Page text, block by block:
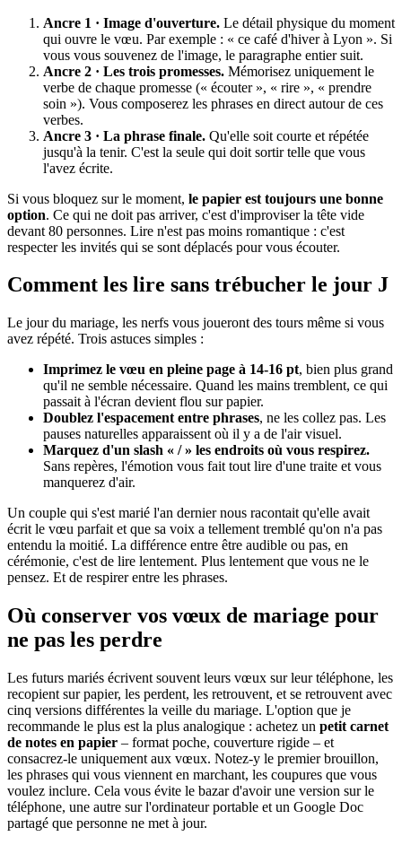
Ancre 1 · Image d'ouverture. Le détail physique du moment
qui ouvre le vœu. Par exemple : « ce café d'hiver à Lyon ». Si
vous vous souvenez de l'image, le paragraphe entier suit.
Ancre 2 · Les trois promesses. Mémorisez uniquement le
verbe de chaque promesse (« écouter », « rire », « prendre
soin »). Vous composerez les phrases en direct autour de ces
verbes.
Ancre 3 · La phrase finale. Qu'elle soit courte et répétée
jusqu'à la tenir. C'est la seule qui doit sortir telle que vous
l'avez écrite.
Si vous bloquez sur le moment, le papier est toujours une bonne
option. Ce qui ne doit pas arriver, c'est d'improviser la tête vide
devant 80 personnes. Lire n'est pas moins romantique : c'est
respecter les invités qui se sont déplacés pour vous écouter.
Comment les lire sans trébucher le jour J
Le jour du mariage, les nerfs vous joueront des tours même si vous
avez répété. Trois astuces simples :
Imprimez le vœu en pleine page à 14-16 pt, bien plus grand
qu'il ne semble nécessaire. Quand les mains tremblent, ce qui
passait à l'écran devient flou sur papier.
Doublez l'espacement entre phrases, ne les collez pas. Les
pauses naturelles apparaissent où il y a de l'air visuel.
Marquez d'un slash « / » les endroits où vous respirez.
Sans repères, l'émotion vous fait tout lire d'une traite et vous
manquerez d'air.
Un couple qui s'est marié l'an dernier nous racontait qu'elle avait
écrit le vœu parfait et que sa voix a tellement tremblé qu'on n'a pas
entendu la moitié. La différence entre être audible ou pas, en
cérémonie, c'est de lire lentement. Plus lentement que vous ne le
pensez. Et de respirer entre les phrases.
Où conserver vos vœux de mariage pour
ne pas les perdre
Les futurs mariés écrivent souvent leurs vœux sur leur téléphone, les
recopient sur papier, les perdent, les retrouvent, et se retrouvent avec
cinq versions différentes la veille du mariage. L'option que je
recommande le plus est la plus analogique : achetez un petit carnet
de notes en papier – format poche, couverture rigide – et
consacrez-le uniquement aux vœux. Notez-y le premier brouillon,
les phrases qui vous viennent en marchant, les coupures que vous
voulez inclure. Cela vous évite le bazar d'avoir une version sur le
téléphone, une autre sur l'ordinateur portable et un Google Doc
partagé que personne ne met à jour.